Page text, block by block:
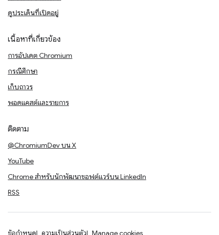
ดูประเด็นที่เปิดอยู่
เนื้อหาที่เกี่ยวข้อง
การอัปเดต Chromium
กรณีศึกษา
เก็บถาวร
พอดแคสต์และรายการ
ติดตาม
@ChromiumDev บน X
YouTube
Chrome สำหรับนักพัฒนาซอฟต์แวร์บน LinkedIn
RSS
ข้อกำหนด ความเป็นส่วนตัว Manage cookies